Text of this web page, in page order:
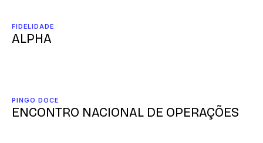
FIDELIDADE
ALPHA
PINGO DOCE
ENCONTRO NACIONAL DE OPERAÇÕES